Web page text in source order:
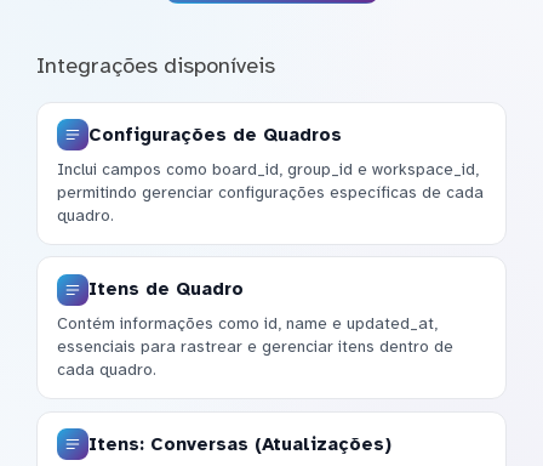
Integrações disponíveis
Configurações de Quadros
Inclui campos como board_id, group_id e workspace_id,
permitindo gerenciar configurações específicas de cada
quadro.
Itens de Quadro
Contém informações como id, name e updated_at,
essenciais para rastrear e gerenciar itens dentro de
cada quadro.
Itens: Conversas (Atualizações)